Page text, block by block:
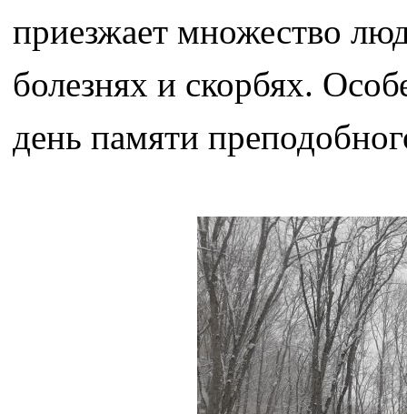
приезжает множество
болезнях и скорбях.
день памяти